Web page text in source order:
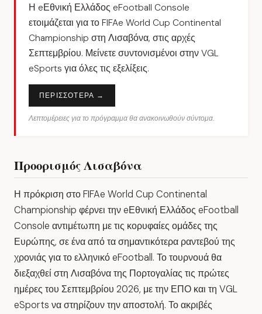
Η eΕθνική Ελλάδος eFootball Console
ετοιμάζεται για το FIFAe World Cup Continental
Championship στη Λισαβόνα, στις αρχές
Σεπτεμβρίου. Μείνετε συντονισμένοι στην VGL
eSports για όλες τις εξελίξεις.
ΠΕΡΙΣΣΟΤΕΡΑ →
Λεπτομέρειες για το πρόγραμμα θα ανακοινωθούν σύντομα.
Προορισμός Λισαβόνα
Η πρόκριση στο FIFAe World Cup Continental
Championship φέρνει την eΕθνική Ελλάδος eFootball
Console αντιμέτωπη με τις κορυφαίες ομάδες της
Ευρώπης, σε ένα από τα σημαντικότερα ραντεβού της
χρονιάς για το ελληνικό eFootball. Το τουρνουά θα
διεξαχθεί στη Λισαβόνα της Πορτογαλίας τις πρώτες
ημέρες του Σεπτεμβρίου 2026, με την ΕΠΟ και τη VGL
eSports να στηρίζουν την αποστολή. Το ακριβές